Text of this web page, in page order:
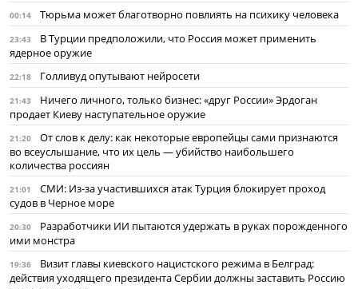
00:14 Тюрьма может благотворно повлиять на психику человека
23:43
В Турции предположили, что Россия может применить
ядерное оружие
22:18 Голливуд опутывают нейросети
21:43
Ничего личного, только бизнес: «друг России» Эрдоган
продает Киеву наступательное оружие
21:20
От слов к делу: как некоторые европейцы сами признаются
во всеуслышание, что их цель — убийство наибольшего
количества россиян
21:01
СМИ: Из-за участившихся атак Турция блокирует проход
судов в Черное море
20:30
Разработчики ИИ пытаются удержать в руках порожденного
ими монстра
19:36
Визит главы киевского нацистского режима в Белград:
действия уходящего президента Сербии должны заставить Россию